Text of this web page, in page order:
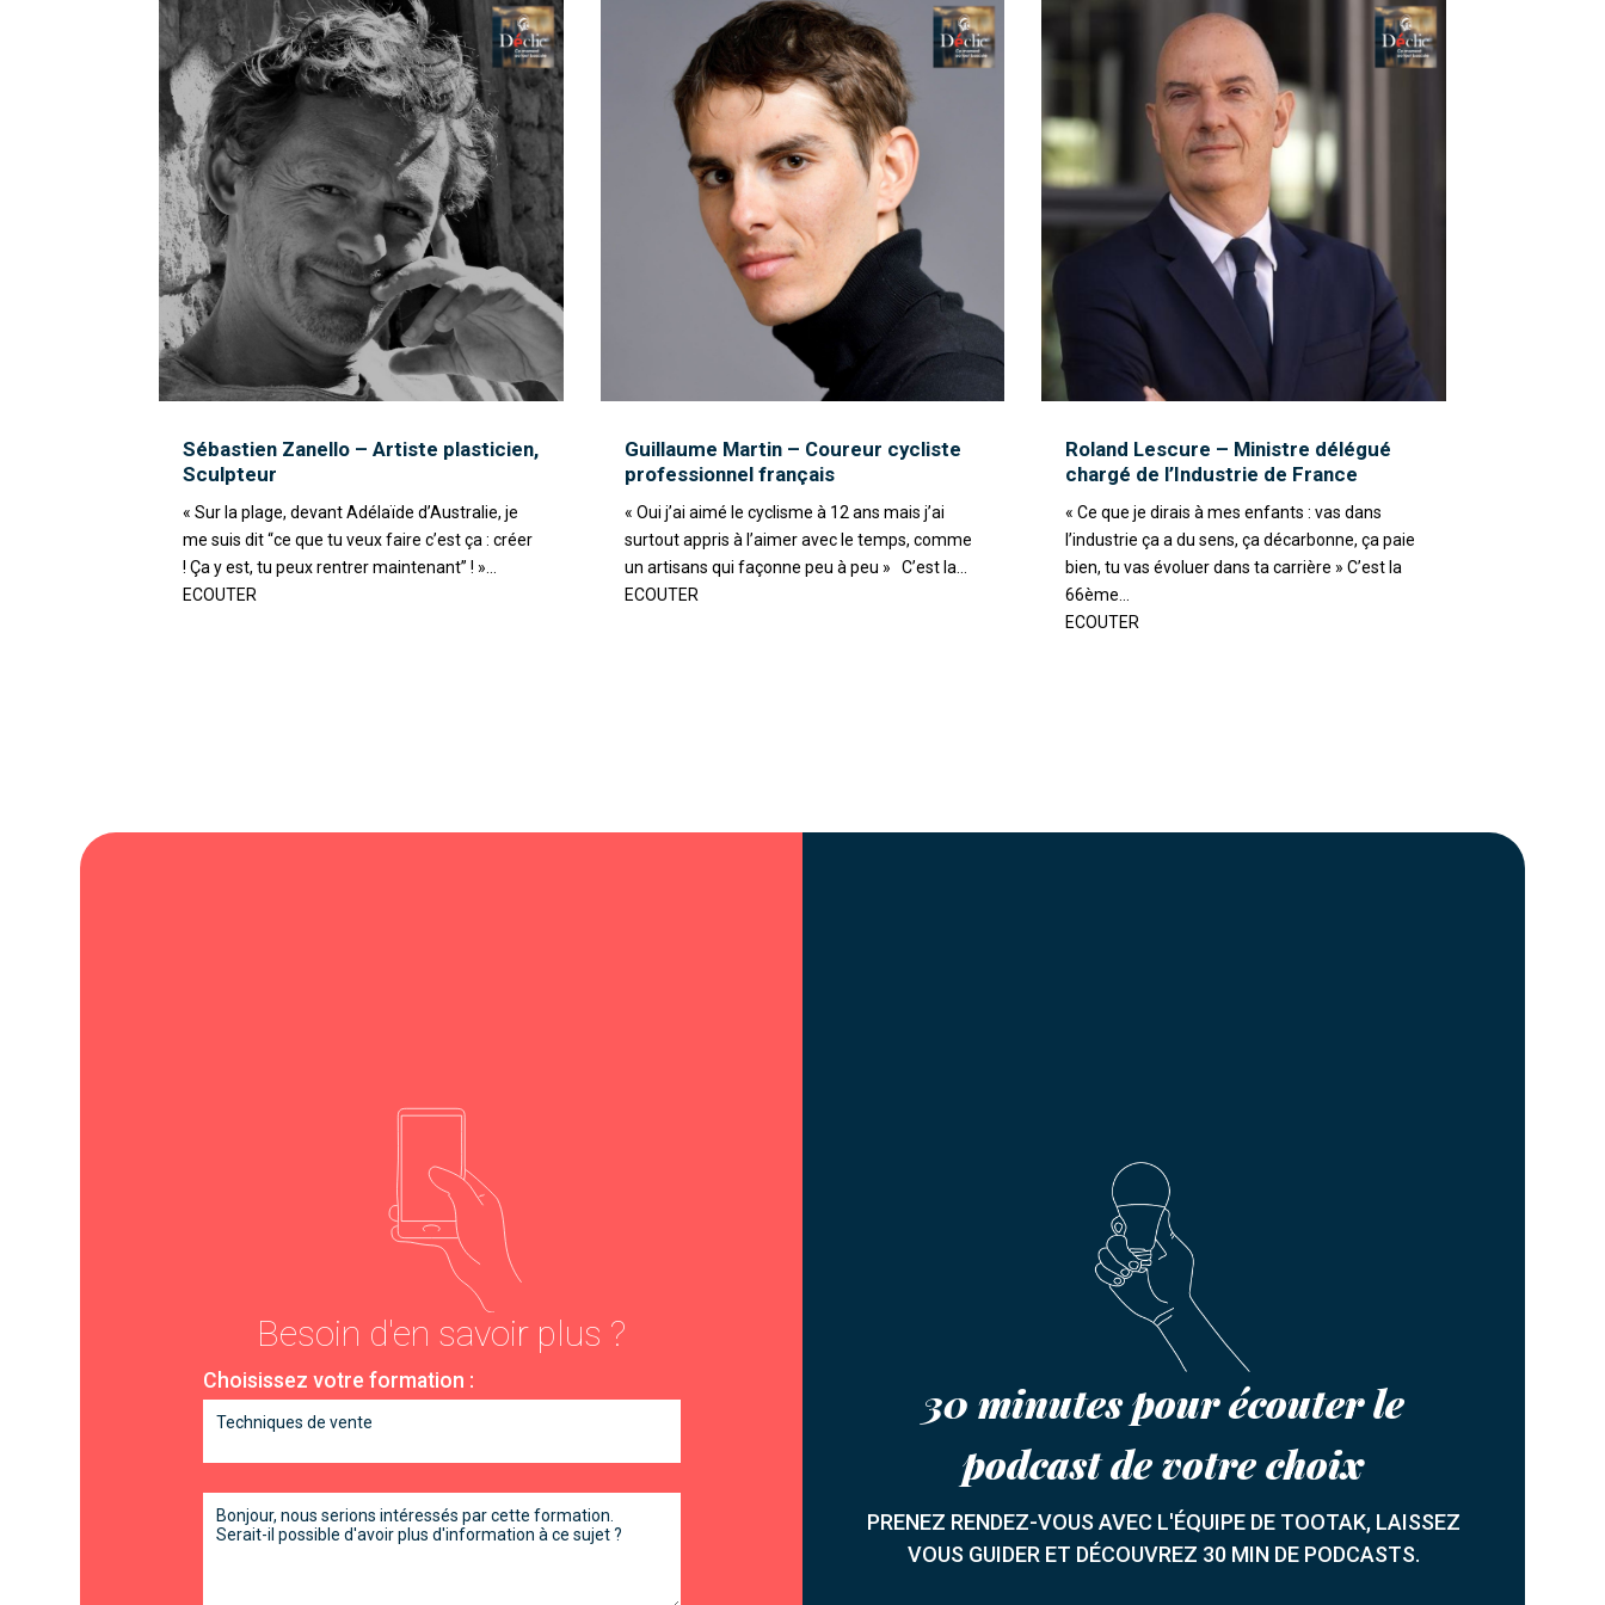
Sébastien Zanello – Artiste plasticien,
Sculpteur
« Sur la plage, devant Adélaïde d’Australie, je
me suis dit “ce que tu veux faire c’est ça : créer
! Ça y est, tu peux rentrer maintenant” ! »...
ECOUTER
Guillaume Martin – Coureur cycliste
professionnel français
« Oui j’ai aimé le cyclisme à 12 ans mais j’ai
surtout appris à l’aimer avec le temps, comme
un artisans qui façonne peu à peu » C’est la...
ECOUTER
Roland Lescure – Ministre délégué
chargé de l’Industrie de France
« Ce que je dirais à mes enfants : vas dans
l’industrie ça a du sens, ça décarbonne, ça paie
bien, tu vas évoluer dans ta carrière » C’est la
66ème...
ECOUTER
Besoin d'en savoir plus ?
Choisissez votre formation :
30 minutes pour écouter le
podcast de votre choix
PRENEZ RENDEZ-VOUS AVEC L'ÉQUIPE DE TOOTAK, LAISSEZ
VOUS GUIDER ET DÉCOUVREZ 30 MIN DE PODCASTS.